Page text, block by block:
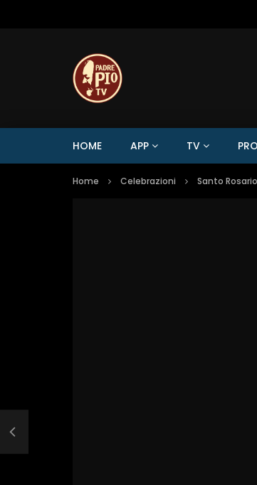
HOME APP TV
Home Celebrazioni Santo